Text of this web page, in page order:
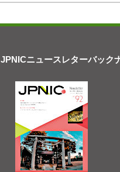
JPNICニュースレターバック